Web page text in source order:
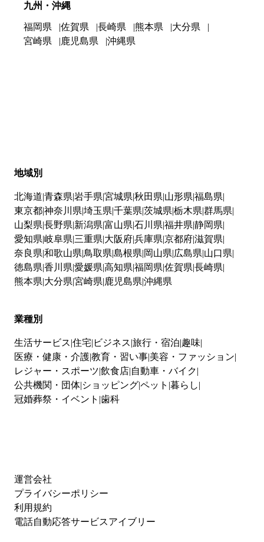
九州・沖縄
福岡県 佐賀県 長崎県 熊本県
大分県
宮崎県
鹿児島県 沖縄県
地域別
北海道 青森県 岩手県 宮城県 秋田県 山形県 福島県
東京都神奈川県 埼玉県 千葉県 茨城県 栃木県 群馬県
山梨県 長野県 新潟県 富山県 石川県 福井県 静岡県
愛知県 岐阜県 三重県 大阪府兵庫県 京都府滋賀県
奈良県 和歌山県 鳥取県 島根県 岡山県 広島県 山口県
徳島県 香川県 愛媛県 高知県 福岡県 佐賀県 長崎県
熊本県 大分県 宮崎県 鹿児島県 沖縄県
業種別
生活サービス 住宅 ビジネス 旅行・宿泊 趣味
医療・健康・介護教育・習い事 美容・ファッション
レジャー・スポーツ 飲食店 自動車・バイク
公共機関・団体 ショッピングペット 暮らし
冠婚葬祭・イベント 歯科
運営会社
プライバシーポリシー
利用規約
電話自動応答サービスアイブリー